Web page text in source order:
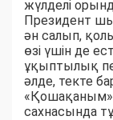
жүлделі
Президент
ән салып,
өзі үшін де
ұқыптылық пен
әлде, текте
«Қошақаным»
сахнасында